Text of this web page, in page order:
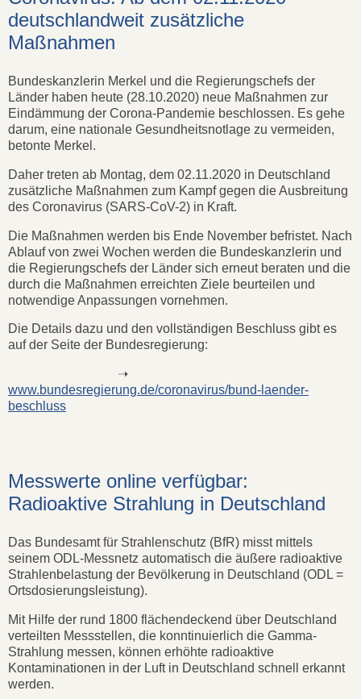
deutschlandweit zusätzliche
Maßnahmen
Bundeskanzlerin Merkel und die Regierungschefs der
Länder haben heute (28.10.2020) neue Maßnahmen zur
Eindämmung der Corona-Pandemie beschlossen. Es gehe
darum, eine nationale Gesundheitsnotlage zu vermeiden,
betonte Merkel.
Daher treten ab Montag, dem 02.11.2020 in Deutschland
zusätzliche Maßnahmen zum Kampf gegen die Ausbreitung
des Coronavirus (SARS-CoV-2) in Kraft.
Die Maßnahmen werden bis Ende November befristet. Nach
Ablauf von zwei Wochen werden die Bundeskanzlerin und
die Regierungschefs der Länder sich erneut beraten und die
durch die Maßnahmen erreichten Ziele beurteilen und
notwendige Anpassungen vornehmen.
Die Details dazu und den vollständigen Beschluss gibt es
auf der Seite der Bundesregierung:
➝
www.bundesregierung.de/coronavirus/bund-laender-
beschluss
Messwerte online verfügbar:
Radioaktive Strahlung in Deutschland
Das Bundesamt für Strahlenschutz (BfR) misst mittels
seinem ODL-Messnetz automatisch die äußere radioaktive
Strahlenbelastung der Bevölkerung in Deutschland (ODL =
Ortsdosierungsleistung).
Mit Hilfe der rund 1800 flächendeckend über Deutschland
verteilten Messstellen, die konntinuierlich die Gamma-
Strahlung messen, können erhöhte radioaktive
Kontaminationen in der Luft in Deutschland schnell erkannt
werden.